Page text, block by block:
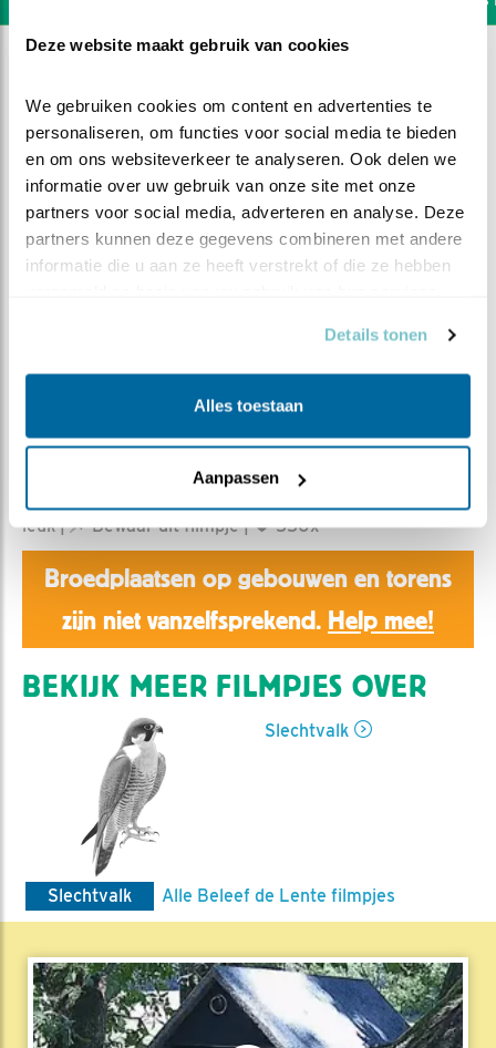
Deze website maakt gebruik van cookies
We gebruiken cookies om content en advertenties te
personaliseren, om functies voor social media te bieden
en om ons websiteverkeer te analyseren. Ook delen we
informatie over uw gebruik van onze site met onze
partners voor social media, adverteren en analyse. Deze
partners kunnen deze gegevens combineren met andere
informatie die u aan ze heeft verstrekt of die ze hebben
Details tonen
Alles toestaan
Aanpassen
DEEL DIT FILMPJE
Rijksmuseum
leuk| Bewaar dit filmpje| 550x
Broedplaatsen op gebouwen en torens
zijn niet vanzelfsprekend. Help mee!
BEKIJK MEER FILMPJES OVER
Slechtvalk
Slechtvalk Alle Beleef de Lente filmpjes